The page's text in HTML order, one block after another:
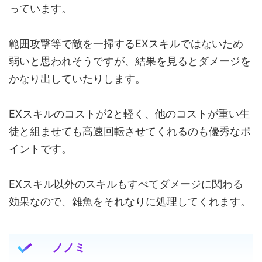
っています。
範囲攻撃等で敵を一掃するEXスキルではないため
弱いと思われそうですが、結果を見るとダメージを
かなり出していたりします。
EXスキルのコストが2と軽く、他のコストが重い生
徒と組ませても高速回転させてくれるのも優秀なポ
イントです。
EXスキル以外のスキルもすべてダメージに関わる
効果なので、雑魚をそれなりに処理してくれます。
ノノミ